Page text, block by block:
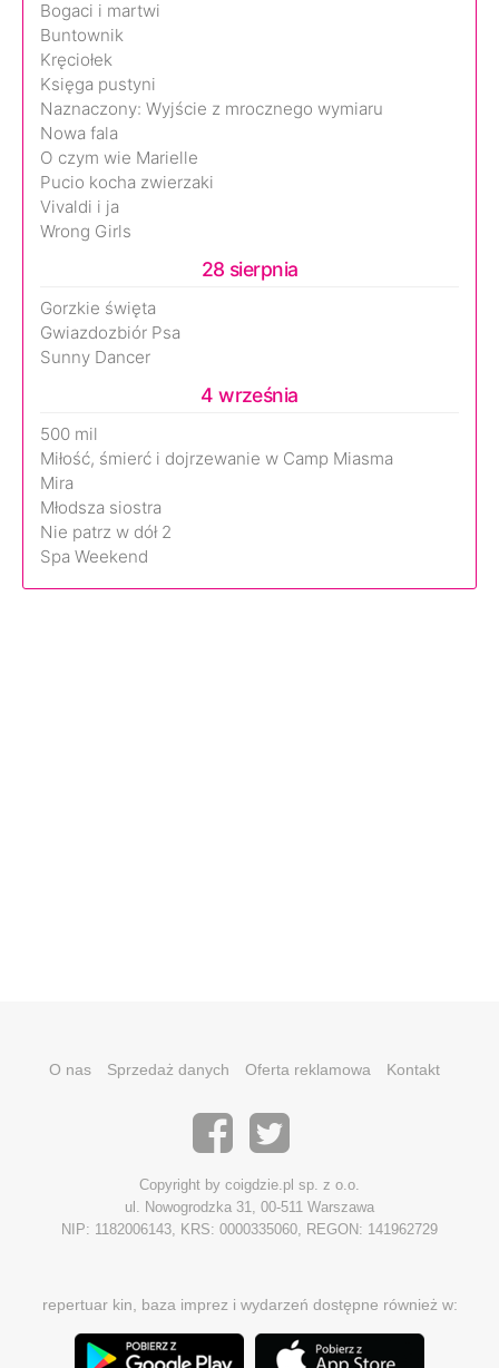
Bogaci i martwi
Buntownik
Kręciołek
Księga pustyni
Naznaczony: Wyjście z mrocznego wymiaru
Nowa fala
O czym wie Marielle
Pucio kocha zwierzaki
Vivaldi i ja
Wrong Girls
28 sierpnia
Gorzkie święta
Gwiazdozbiór Psa
Sunny Dancer
4 września
500 mil
Miłość, śmierć i dojrzewanie w Camp Miasma
Mira
Młodsza siostra
Nie patrz w dół 2
Spa Weekend
O nas Sprzedaż danych Oferta reklamowa Kontakt
Copyright by coigdzie.pl sp. z o.o.
ul. Nowogrodzka 31, 00-511 Warszawa
NIP: 1182006143, KRS: 0000335060, REGON: 141962729
repertuar kin, baza imprez i wydarzeń dostępne również w: